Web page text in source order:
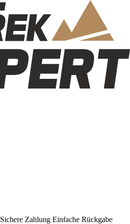
Sichere Zahlung Einfache Rückgabe